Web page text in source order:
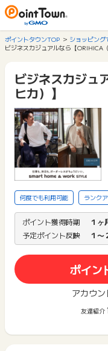
ポイントタウンTOP ショッピング
ビジネスカジュアルなら【ORIHICA
ビジネスカジュ
ヒカ）】
何度でも利用可能 ランク
ポイント獲得時期
１ヶ
予定ポイント反映
１〜
ポイン
アカウ
友達紹介